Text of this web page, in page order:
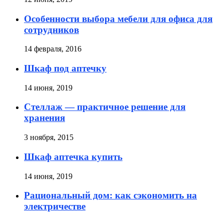
Особенности выбора мебели для офиса для
сотрудников
14 февраля, 2016
Шкаф под аптечку
14 июня, 2019
Стеллаж — практичное решение для
хранения
3 ноября, 2015
Шкаф аптечка купить
14 июня, 2019
Рациональный дом: как сэкономить на
электричестве